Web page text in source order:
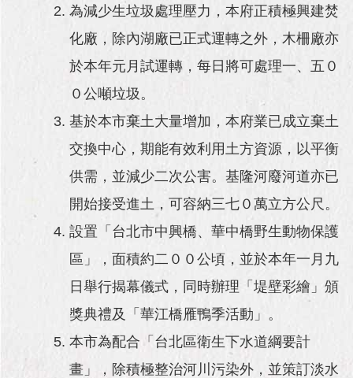
為減少生垃圾處理壓力，本府正積極興建焚
化廠，除內湖廠已正式運轉之外，木柵廠亦
於本年元月試運轉，每日將可處理一、五０
０公噸垃圾。
基於本市棄土大量增加，本府業已成立棄土
交換中心，期能有效利用土方資源，以平衡
供需，並減少二次公害。基隆河廢河道亦已
開始接受進土，可容納三七０萬立方公尺。
設置「台北市中興橋、華中橋野生動物保護
區」，面積約二００公頃，並於本年一月九
日舉行揭幕儀式，同時辦理「堤壁彩繪」頒
獎典禮及「華江橋雁鴨季活動」。
本市為配合「台北區衛生下水道綱要計
畫」，除積極整治河川污染外，並策訂淡水